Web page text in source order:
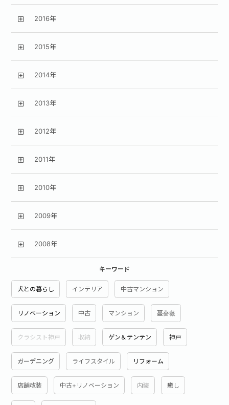
2016年
2015年
2014年
2013年
2012年
2011年
2010年
2009年
2008年
キーワード
犬との暮らし インテリア 中古マンション
リノベーション 中古 マンション 蔓薔薇
クラシスト神戸 収納 ゲン＆テンテン 神戸
ガーデニング ライフスタイル リフォーム
店舗改装 中古+リノベーション 内装 癒し